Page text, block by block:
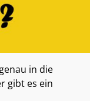
in die
gibt es ein